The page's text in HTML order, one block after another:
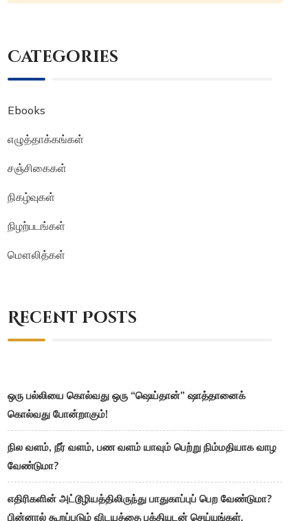
Categories
Ebooks
எழுத்தாக்கங்கள்
சஞ்சிகைகள்
நிகழ்வுகள்
நிழற்படங்கள்
மௌலித்கள்
Recent Posts
ஒரு பல்லியை கொல்வது ஒரு “ஷெய்தான்” ஷாத்தானைக்
கொல்வது போன்றாகும்!
நில வளம், நீர் வளம், பண வளம் யாவும் பெற்று நிம்மதியாக வாழ
வேண்டுமா?
எதிரிகளின் அட்டூழியத்திலிருந்து பாதுகாப்புப் பெற வேண்டுமா?
பின்னால் கூறப்படும் விடயத்தை பக்தியுடன் செய்யுங்கள்.